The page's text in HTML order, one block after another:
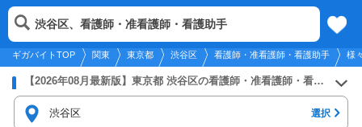
2026年8月7日更新
関東
メニュー
ギガバイトTOP 関東 東京都 渋谷区 看護師・准看護師・看護助手 様
渋谷区、看護師・准看護師・看護助手
【2026年08月最新版】東京都 渋谷区の看護師・准看護師・看護助手のバイト・アルバイト・パートの求人募集情報
渋谷区 選択